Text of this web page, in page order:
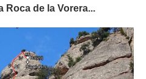
Roca de la Vorera...